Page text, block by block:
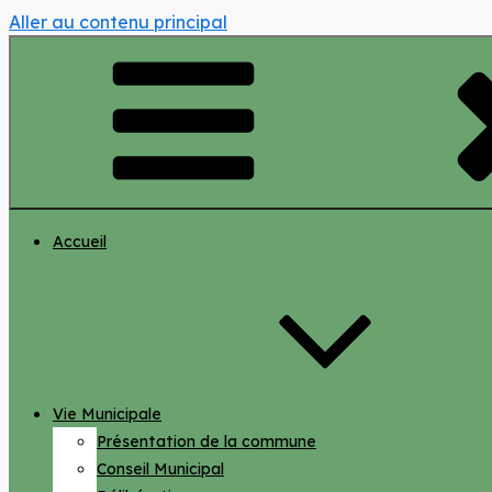
Aller au contenu principal
Accueil
Vie Municipale
Présentation de la commune
Conseil Municipal